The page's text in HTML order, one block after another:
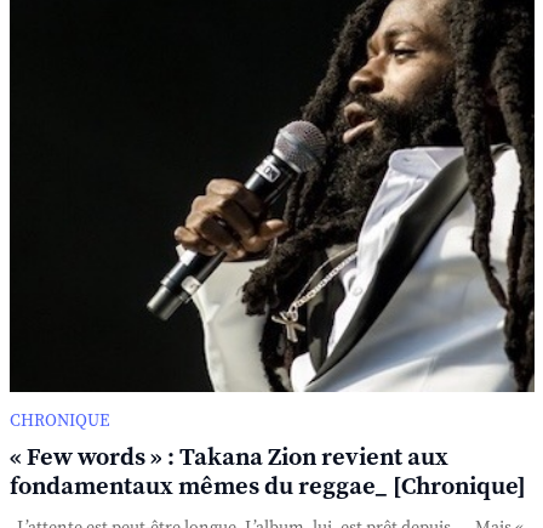
CHRONIQUE
« Few words » : Takana Zion revient aux
fondamentaux mêmes du reggae_ [Chronique]